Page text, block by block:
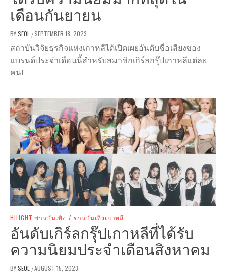
เดือนกันยายน
BYSEOL /SEPTEMBER 18, 2023
สถาบันวิจัยธุรกิจแห่งเกาหลีได้เปิดเผยอันดับชื่อเสียงของ
แบรนด์ประจำเดือนนี้สำหรับสมาชิกเกิร์ลกรุ๊ปเกาหลีแต่ละ
คน!
HILIGHT ข่าวบันเทิง / ข่าวบันเทิงเกาหลี
อันดับเกิร์ลกรุ๊ปเกาหลีที่ได้รับ
ความนิยมประจำเดือนสิงหาคม
BYSEOL /AUGUST 15, 2023